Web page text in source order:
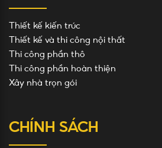
Thiết kế kiến trúc
Thiết kế và thi công nội thất
Thi công phần thô
Thi công phần hoàn thiện
Xây nhà trọn gói
CHÍNH SÁCH